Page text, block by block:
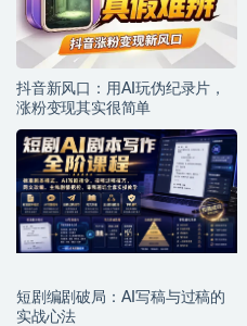
抖音新风口：用AI玩伪纪录片，
涨粉变现其实很简单
短剧编剧破局：AI写稿与过稿的
实战心法